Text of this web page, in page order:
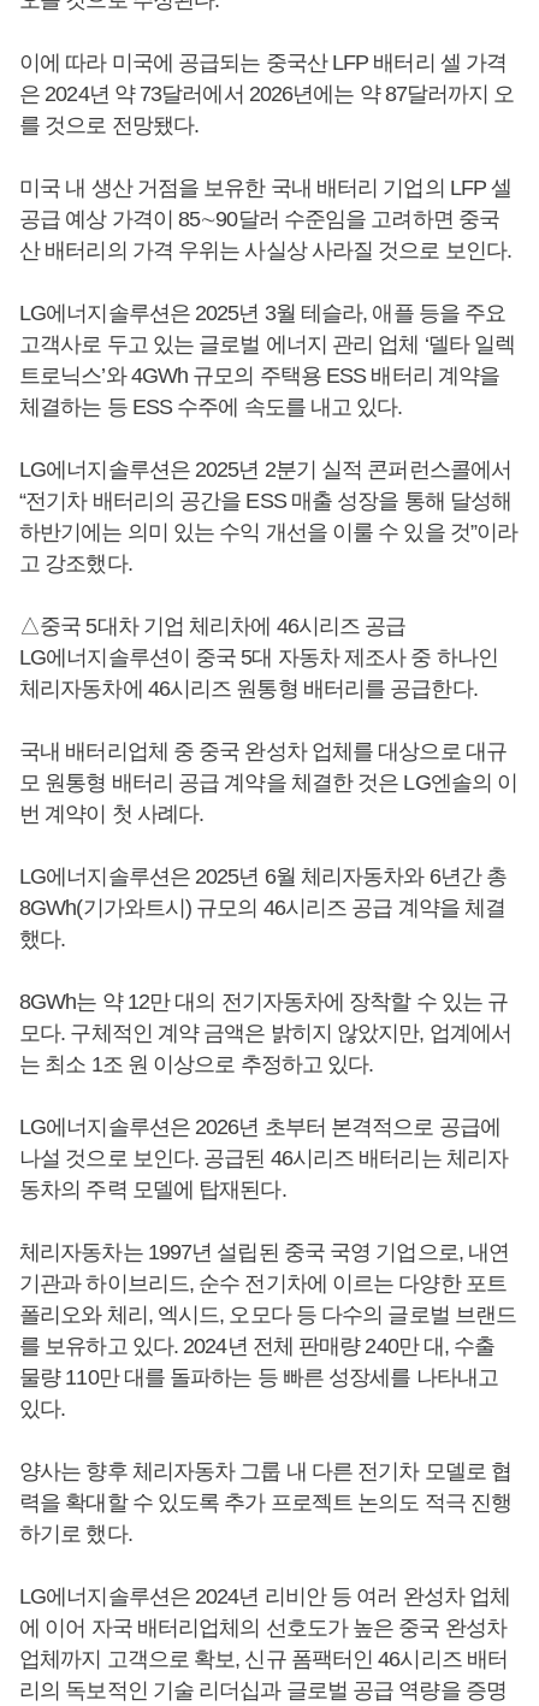
이에 따라 미국에 공급되는 중국산 LFP 배터리 셀 가격
은 2024년 약 73달러에서 2026년에는 약 87달러까지 오
를 것으로 전망됐다.
미국 내 생산 거점을 보유한 국내 배터리 기업의 LFP 셀
공급 예상 가격이 85∼90달러 수준임을 고려하면 중국
산 배터리의 가격 우위는 사실상 사라질 것으로 보인다.
LG에너지솔루션은 2025년 3월 테슬라, 애플 등을 주요
고객사로 두고 있는 글로벌 에너지 관리 업체 ‘델타 일렉
트로닉스’와 4GWh 규모의 주택용 ESS 배터리 계약을
체결하는 등 ESS 수주에 속도를 내고 있다.
LG에너지솔루션은 2025년 2분기 실적 콘퍼런스콜에서
“전기차 배터리의 공간을 ESS 매출 성장을 통해 달성해
하반기에는 의미 있는 수익 개선을 이룰 수 있을 것”이라
고 강조했다.
△중국 5대차 기업 체리차에 46시리즈 공급
LG에너지솔루션이 중국 5대 자동차 제조사 중 하나인
체리자동차에 46시리즈 원통형 배터리를 공급한다.
국내 배터리업체 중 중국 완성차 업체를 대상으로 대규
모 원통형 배터리 공급 계약을 체결한 것은 LG엔솔의 이
번 계약이 첫 사례다.
LG에너지솔루션은 2025년 6월 체리자동차와 6년간 총
8GWh(기가와트시) 규모의 46시리즈 공급 계약을 체결
했다.
8GWh는 약 12만 대의 전기자동차에 장착할 수 있는 규
모다. 구체적인 계약 금액은 밝히지 않았지만, 업계에서
는 최소 1조 원 이상으로 추정하고 있다.
LG에너지솔루션은 2026년 초부터 본격적으로 공급에
나설 것으로 보인다. 공급된 46시리즈 배터리는 체리자
동차의 주력 모델에 탑재된다.
체리자동차는 1997년 설립된 중국 국영 기업으로, 내연
기관과 하이브리드, 순수 전기차에 이르는 다양한 포트
폴리오와 체리, 엑시드, 오모다 등 다수의 글로벌 브랜드
를 보유하고 있다. 2024년 전체 판매량 240만 대, 수출
물량 110만 대를 돌파하는 등 빠른 성장세를 나타내고
있다.
양사는 향후 체리자동차 그룹 내 다른 전기차 모델로 협
력을 확대할 수 있도록 추가 프로젝트 논의도 적극 진행
하기로 했다.
LG에너지솔루션은 2024년 리비안 등 여러 완성차 업체
에 이어 자국 배터리업체의 선호도가 높은 중국 완성차
업체까지 고객으로 확보, 신규 폼팩터인 46시리즈 배터
리의 독보적인 기술 리더십과 글로벌 공급 역량을 증명